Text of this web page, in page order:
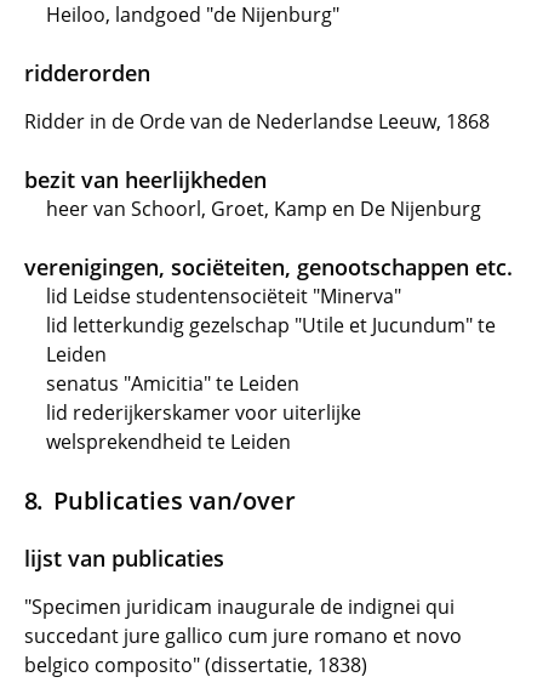
Heiloo, landgoed "de Nijenburg"
ridderorden
Ridder in de Orde van de Nederlandse Leeuw, 1868
bezit van heerlijkheden
heer van Schoorl, Groet, Kamp en De Nijenburg
verenigingen, sociëteiten, genootschappen etc.
lid Leidse studentensociëteit "Minerva"
lid letterkundig gezelschap "Utile et Jucundum" te
Leiden
senatus "Amicitia" te Leiden
lid rederijkerskamer voor uiterlijke
welsprekendheid te Leiden
Publicaties van/over
lijst van publicaties
"Specimen juridicam inaugurale de indignei qui
succedant jure gallico cum jure romano et novo
belgico composito" (dissertatie, 1838)